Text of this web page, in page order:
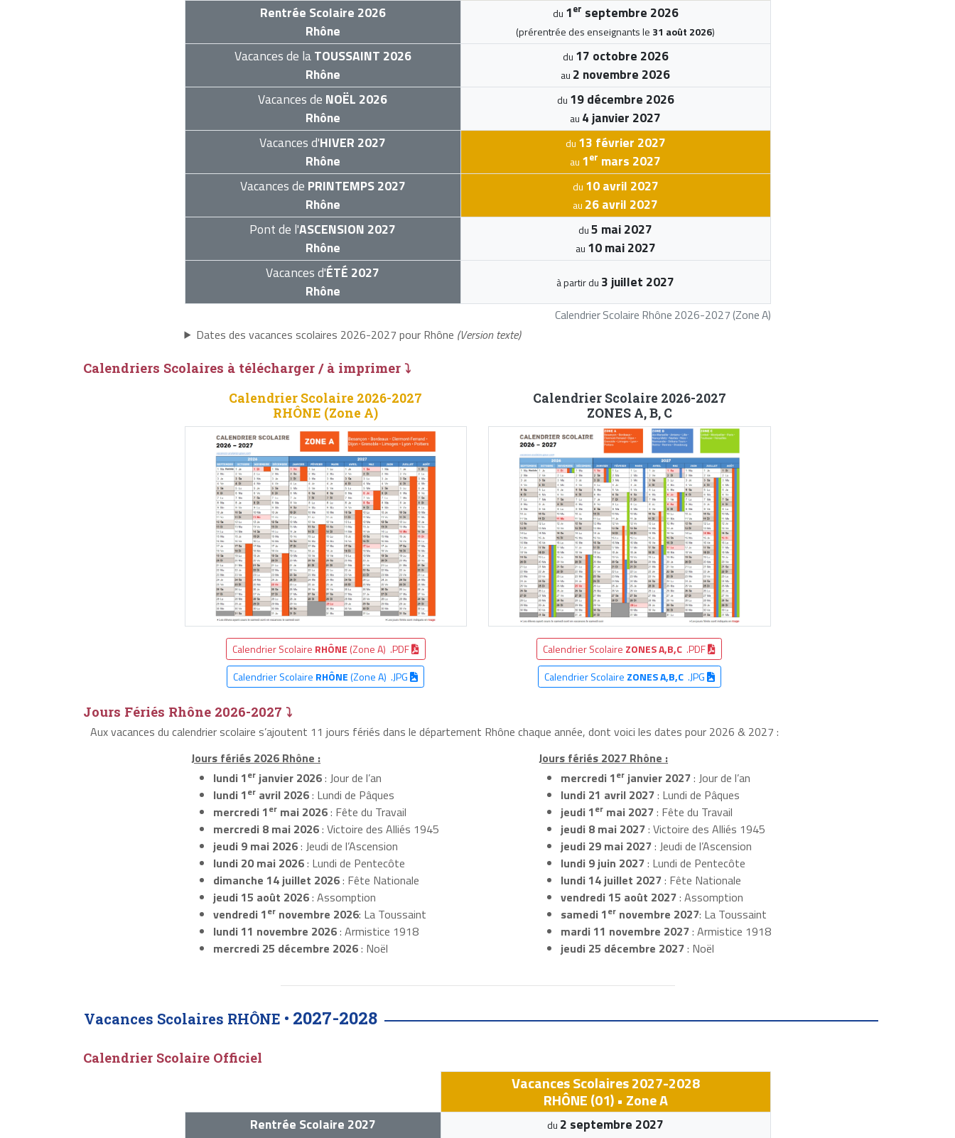
Calendrier Scolaire Rhône 2026-2027 (Zone A)
Rentrée Scolaire 2026
Rhône
du 1er septembre 2026
(prérentrée des enseignants le 31 août 2026)
Vacances de laTOUSSAINT 2026
Rhône
du 17 octobre 2026
au 2 novembre 2026
Vacances de NOËL 2026
Rhône
du 19 décembre 2026
au 4 janvier 2027
Vacances d'HIVER 2027
Rhône
du 13 février 2027
au 1er mars 2027
Vacances de PRINTEMPS 2027
Rhône
du 10 avril 2027
au 26 avril 2027
Pont de l'ASCENSION 2027
Rhône
du5 mai 2027
au 10 mai 2027
Vacances d'ÉTÉ 2027
Rhône
à partir du 3 juillet 2027
Dates des vacances scolaires 2026-2027 pour Rhône (Version texte)
Calendriers Scolaires à télécharger / à imprimer ⤵
Calendrier Scolaire 2026-2027
RHÔNE (Zone A)
Calendrier Scolaire RHÔNE (Zone A) .PDF
Calendrier Scolaire RHÔNE(Zone A) .JPG
Calendrier Scolaire 2026-2027
ZONES A, B, C
Calendrier Scolaire ZONES A,B,C .PDF
Calendrier Scolaire ZONES A,B,C.JPG
Jours Fériés Rhône 2026-2027 ⤵
Aux vacances du calendrier scolaire s’ajoutent 11 jours fériés dans le département Rhône chaque année, dont voici les dates pour 2026 & 2027 :
Jours fériés 2026 Rhône :
lundi 1erjanvier 2026: Jour de l’an
lundi 1eravril 2026: Lundi de Pâques
mercredi 1ermai 2026: Fête du Travail
mercredi 8 mai 2026: Victoire des Alliés 1945
jeudi 9 mai 2026: Jeudi de l’Ascension
lundi 20 mai 2026: Lundi de Pentecôte
dimanche 14 juillet 2026: Fête Nationale
jeudi 15 août 2026: Assomption
vendredi 1ernovembre 2026: La Toussaint
lundi 11 novembre 2026: Armistice 1918
mercredi 25 décembre 2026: Noël
Jours fériés 2027 Rhône :
mercredi 1erjanvier 2027: Jour de l’an
lundi 21 avril 2027: Lundi de Pâques
jeudi 1ermai 2027: Fête du Travail
jeudi 8 mai 2027: Victoire des Alliés 1945
jeudi 29 mai 2027: Jeudi de l’Ascension
lundi 9 juin 2027: Lundi de Pentecôte
lundi 14 juillet 2027: Fête Nationale
vendredi 15 août 2027: Assomption
samedi 1ernovembre 2027: La Toussaint
mardi 11 novembre 2027: Armistice 1918
jeudi 25 décembre 2027: Noël
Vacances Scolaires RHÔNE • 2027-2028
Calendrier Scolaire Officiel
Vacances Scolaires 2027-2028
RHÔNE (01) • Zone A
Rentrée Scolaire 2027
du 2 septembre 2027